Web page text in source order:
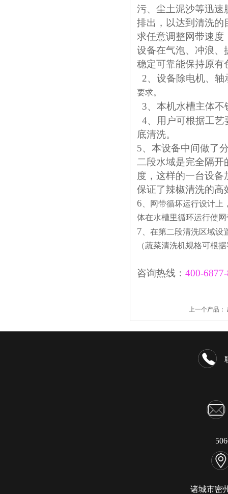
污、尘土泥沙等迅速
排出，以达到清洗的
求任意调整网带速度
设备在气泡、冲浪、
稳定可靠能保持原有
2、设备除电机、
要求。
3、本机水槽主体不
4、 用户可根据工
底清洗。
5、本设备中间做了
二段水域是完全隔
度，这样的一台设
保证了辣椒清洗的高
6 、网带循坏运行设计
体在水槽里循环运行使
7 、在第二段清洗区域
（蔬菜清洗机规格可根
咨询热线： 400-
上一个产品：
诸城市密